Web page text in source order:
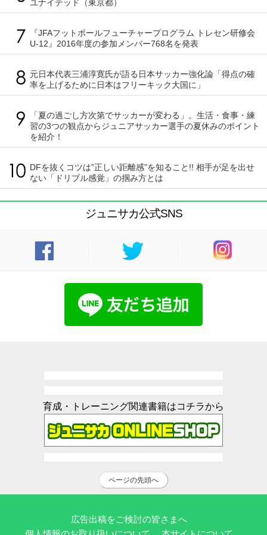
ユナイテッド（東京都）
『JFAフットボールフューチャープログラム トレセン研修会
U-12』2016年度の参加メンバー768名を発表
元日本代表三浦淳寛氏が語る日本サッカー強化論「得点の確
率を上げるために日本はフリーキック大国に」
「夏の過ごし方次第でサッカーが変わる」。生活・食事・練
習の3つの観点からジュニアサッカー選手の夏休みのポイント
を紹介！
DFを抜くコツは”正しい距離感”を知ること!! 相手が足を出せ
ない「ドリブル感覚」の掴み方とは
ジュニサカ公式SNS
育成・トレーニング関連書籍はコチラから
ページの先頭へ
広告出稿をご検討の皆さまへ